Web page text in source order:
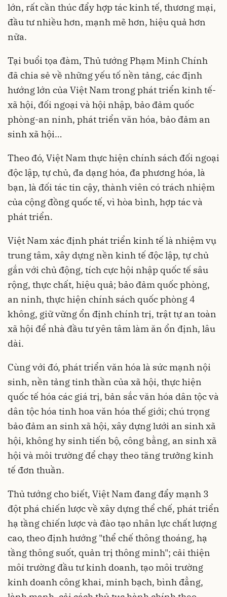
lớn, rất cần thúc đẩy hợp tác kinh tế, thương mại,
đầu tư nhiều hơn, mạnh mẽ hơn, hiệu quả hơn
nữa.
Tại buổi tọa đàm, Thủ tướng Phạm Minh Chính
đã chia sẻ về những yếu tố nền tảng, các định
hướng lớn của Việt Nam trong phát triển kinh tế-
xã hội, đối ngoại và hội nhập, bảo đảm quốc
phòng-an ninh, phát triển văn hóa, bảo đảm an
sinh xã hội…
Theo đó, Việt Nam thực hiện chính sách đối ngoại
độc lập, tự chủ, đa dạng hóa, đa phương hóa, là
bạn, là đối tác tin cậy, thành viên có trách nhiệm
của cộng đồng quốc tế, vì hòa bình, hợp tác và
phát triển.
Việt Nam xác định phát triển kinh tế là nhiệm vụ
trung tâm, xây dựng nền kinh tế độc lập, tự chủ
gắn với chủ động, tích cực hội nhập quốc tế sâu
rộng, thực chất, hiệu quả; bảo đảm quốc phòng,
an ninh, thực hiện chính sách quốc phòng 4
không, giữ vững ổn định chính trị, trật tự an toàn
xã hội để nhà đầu tư yên tâm làm ăn ổn định, lâu
dài.
Cùng với đó, phát triển văn hóa là sức mạnh nội
sinh, nền tảng tinh thần của xã hội, thực hiện
quốc tế hóa các giá trị, bản sắc văn hóa dân tộc và
dân tộc hóa tinh hoa văn hóa thế giới; chú trọng
bảo đảm an sinh xã hội, xây dựng lưới an sinh xã
hội, không hy sinh tiến bộ, công bằng, an sinh xã
hội và môi trường để chạy theo tăng trưởng kinh
tế đơn thuần.
Thủ tướng cho biết, Việt Nam đang đẩy mạnh 3
đột phá chiến lược về xây dựng thể chế, phát triển
hạ tầng chiến lược và đào tạo nhân lực chất lượng
cao, theo định hướng "thể chế thông thoáng, hạ
tầng thông suốt, quản trị thông minh"; cải thiện
môi trường đầu tư kinh doanh, tạo môi trường
kinh doanh công khai, minh bạch, bình đẳng,